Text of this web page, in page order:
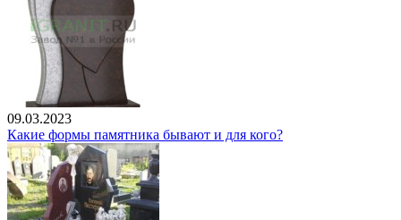
09.03.2023
Какие формы памятника бывают и для кого?